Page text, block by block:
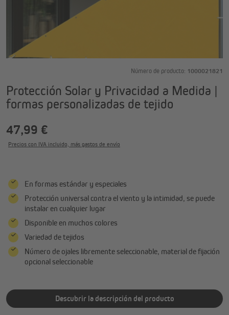
Número de producto: 1000021821
Protección Solar y Privacidad a Medida |
formas personalizadas de tejido
47,99 €
Precios con IVA incluido, más gastos de envío
En formas estándar y especiales
Protección universal contra el viento y la intimidad, se puede
instalar en cualquier lugar
Disponible en muchos colores
Variedad de tejidos
Número de ojales libremente seleccionable, material de fijación
opcional seleccionable
Descubrir la descripción del producto